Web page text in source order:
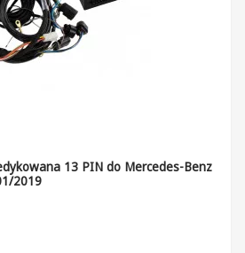
13 PIN do Mercedes-Benz
2019